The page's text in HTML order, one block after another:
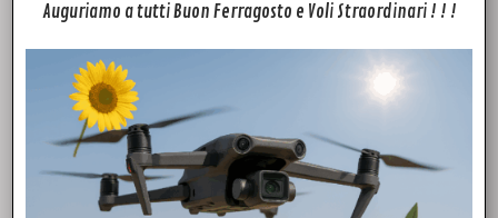
CHIAMACI PER INFO ULTERIORI!
Se sei una persona competente e vuoi sostituire da te il
ricambio danneggiato ? Puoi scegliere tra una vasta scelta di
ricambi come Mavic Mini Caricabatterie Multiplo – Multiple
Charger – Caricatore multiplo Part10 tutti con disponibilità
immediata in Magazzino Italia! Dai un occhiata>> Q U I <<
Auguriamo a tutti Buon Ferragosto e Voli Straordinari ! ! !